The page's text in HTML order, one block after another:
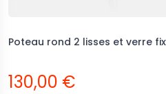
Poteau rond 2 lisses et verre
130,00 €